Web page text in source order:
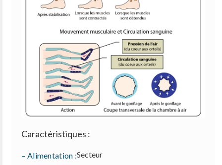
Caractéristiques :
– Alimentation :Secteur